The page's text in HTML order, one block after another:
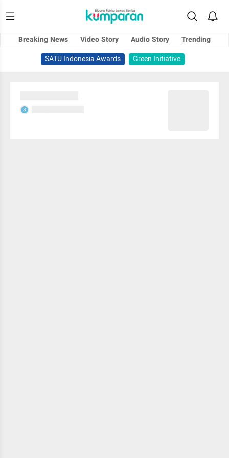
Breaking News Video Story Audio Story
Trending
SATU Indonesia Awards
Green Initiative
S